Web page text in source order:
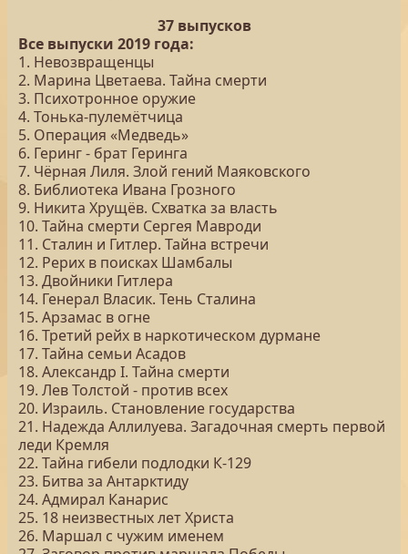
37 выпусков
Все выпуски 2019 года:
1. Невозвращенцы
2. Марина Цветаева. Тайна смерти
3. Психотронное оружие
4. Тонька-пулемётчица
5. Операция «Медведь»
6. Геринг - брат Геринга
7. Чёрная Лиля. Злой гений Маяковского
8. Библиотека Ивана Грозного
9. Никита Хрущёв. Схватка за власть
10. Тайна смерти Сергея Мавроди
11. Сталин и Гитлер. Тайна встречи
12. Рерих в поисках Шамбалы
13. Двойники Гитлера
14. Генерал Власик. Тень Сталина
15. Арзамас в огне
16. Третий рейх в наркотическом дурмане
17. Тайна семьи Асадов
18. Александр I. Тайна смерти
19. Лев Толстой - против всех
20. Израиль. Становление государства
21. Надежда Аллилуева. Загадочная смерть первой
леди Кремля
22. Тайна гибели подлодки К-129
23. Битва за Антарктиду
24. Адмирал Канарис
25. 18 неизвестных лет Христа
26. Маршал с чужим именем